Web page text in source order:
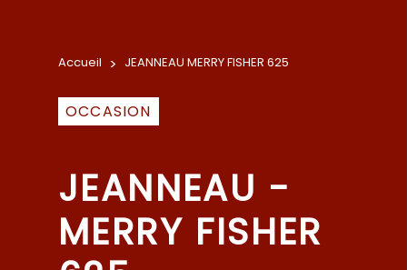
Accueil > JEANNEAU MERRY FISHER 625
OCCASION
JEANNEAU -
MERRY FISHER